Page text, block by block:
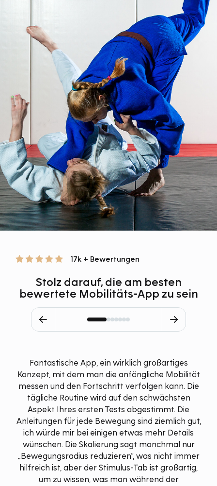
17k + Bewertungen
Stolz darauf, die am besten
bewertete Mobilitäts-App zu sein
Fantastische App, ein wirklich großartiges
Konzept, mit dem man die anfängliche Mobilität
messen und den Fortschritt verfolgen kann. Die
tägliche Routine wird auf den schwächsten
Aspekt Ihres ersten Tests abgestimmt. Die
Anleitungen für jede Bewegung sind ziemlich gut,
ich würde mir bei einigen etwas mehr Details
wünschen. Die Skalierung sagt manchmal nur
„Bewegungsradius reduzieren“, was nicht immer
hilfreich ist, aber der Stimulus-Tab ist großartig,
um zu wissen, was man während der